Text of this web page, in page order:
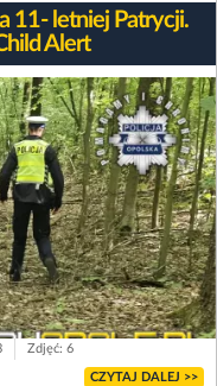
11- letniej Patrycji.
Alert
Zdjęć: 6
CZYTAJ DALEJ >>